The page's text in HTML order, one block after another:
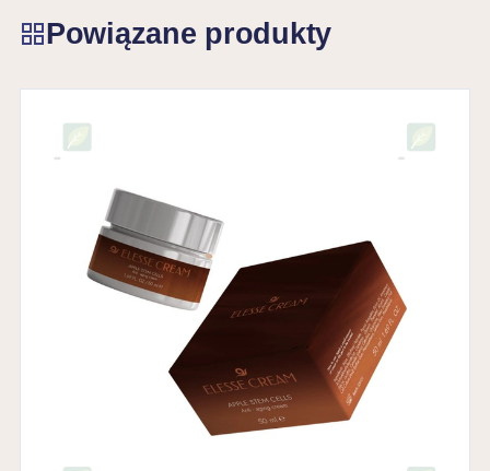
Powiązane produkty